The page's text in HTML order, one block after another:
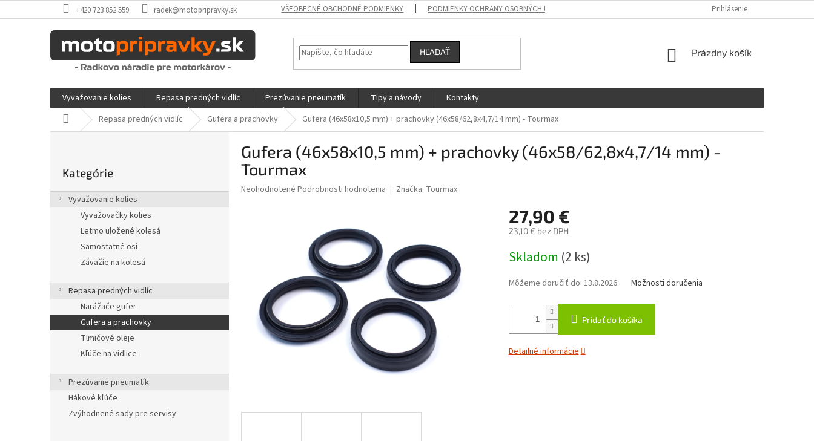
na
+420 723 852 559 radek@motopripravky.sk VŠEOBECNÉ OBCHODNÉ PODMIENKY PODMIENKY OCHRANY OSOBNÝCH ÚDAJOV Prihlásenie
HĽADAŤ
NÁKUPNÝ
Prázdny košík
Vyvažovanie kolies Repasa predných vidlíc Prezúvanie pneumatík Tipy a návody
Kontakty
DomovRepasa predných vidlíc Gufera a prachovky Gufera (46x58x10,5 mm) + prachovky (46x58/62,8x4,7/14 mm) - Tourmax
ý
kategórie
Kategórie
Vyvažovanie kolies
Vyvažovačky kolies
Letmo uložené kolesá
Samostatné osi
Závažie na kolesá
Repasa predných vidlíc
Narážače gufer
Gufera a prachovky
Tlmičové oleje
Kľúče na vidlice
Prezúvanie pneumatík
Hákové kľúče
Zvýhodnené sady pre servisy
Gufera (46x58x10,5 mm) + prachovky (46x58/62,8x4,7/14 mm) -
Tourmax
Priemerné
Neohodnotené Podrobnosti hodnotenia Značka: Tourmax
27,90 €
23,10 € bez DPH
cena:
Skladom (2 ks)
Môžeme doručiť do: 13.8.2026 Možnosti doručenia
Pridať do košíka
Detailné informácie